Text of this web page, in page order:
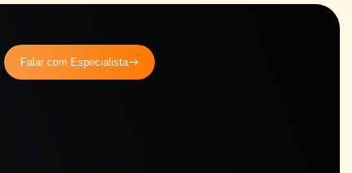
Falar com Especialista